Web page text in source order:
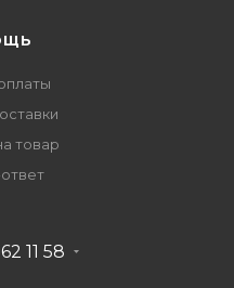
товар
11 58